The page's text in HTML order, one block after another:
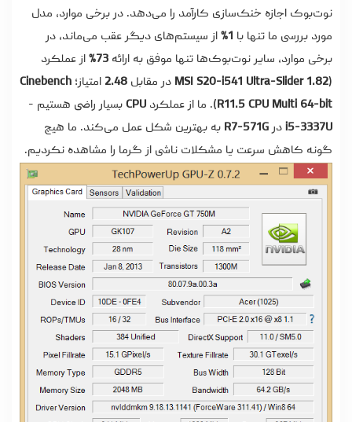
نوت‌بوک اجازه خنک‌سازی کارآمد را می‌دهد. در برخی موارد، مدل
مورد بررسی ما تنها با 1%
از سیستم‌های دیگر عقب می‌ماند، در
برخی موارد، سایر نوت‌بوک‌ها تنها موفق به ارائه 73%
از عملکرد
(
MSI S20-i541 Ultra-Slider 1.82 در مقابل 2.48 امتیاز؛ Cinebench
R11.5 CPU Multi 64-bit). ما از عملکرد CPU بسیار راضی هستیم -
i5-3337U در R7-571G به بهترین شکل عمل می‌کند. ما هیچ
گونه کاهش سرعت یا مشکلات ناشی از گرما را مشاهده نکردیم.